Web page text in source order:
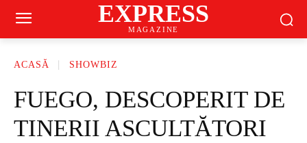
EXPRESS
MAGAZINE
ACASĂ SHOWBIZ
FUEGO, DESCOPERIT DE
TINERII ASCULTĂTORI